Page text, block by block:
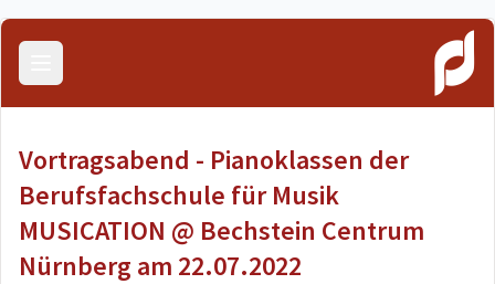
Menü öffnen
Vortragsabend - Pianoklassen der
Berufsfachschule für Musik
MUSICATION @ Bechstein Centrum
Nürnberg am 22.07.2022